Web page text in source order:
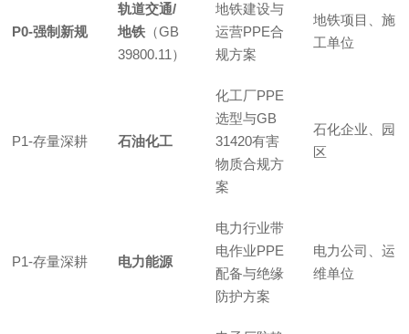
P0-强制新规
轨道交通/
地铁 （GB
39800.11）
地铁建设与
运营PPE合
规方案
地铁项目、施
工单位
P1-存量深耕 石油化工
化工厂PPE
选型与GB
31420有害
物质合规方
案
石化企业、园
区
P1-存量深耕 电力能源
电力行业带
电作业PPE
配备与绝缘
防护方案
电力公司、运
维单位